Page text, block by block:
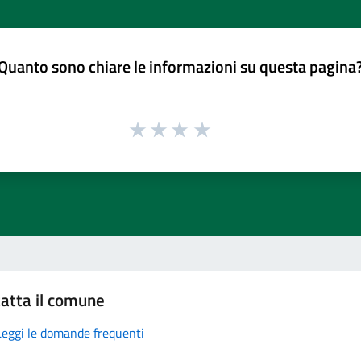
sono chiare le informazioni su questa
il comune
le domande frequenti